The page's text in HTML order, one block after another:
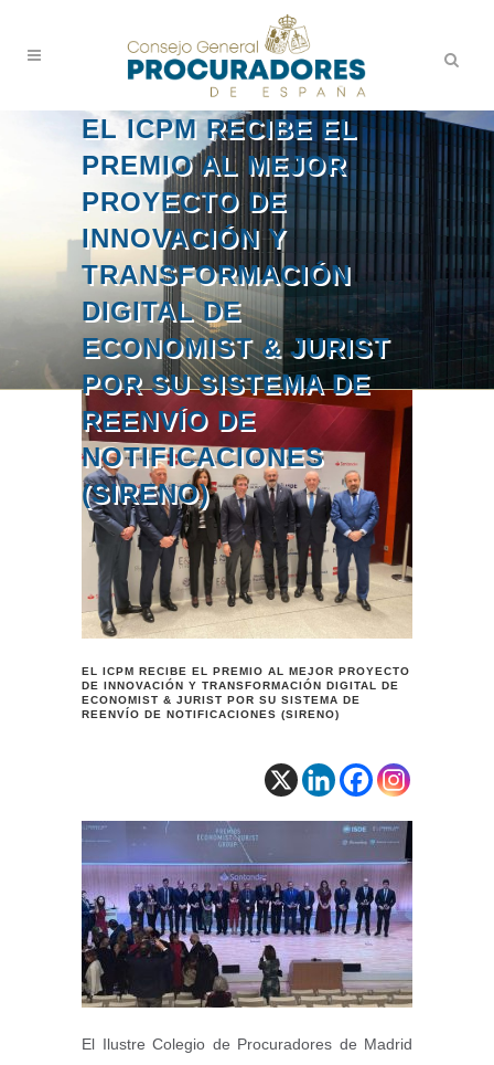
EL ICPM RECIBE EL
PREMIO AL MEJOR
PROYECTO DE
INNOVACIÓN Y
TRANSFORMACIÓN
DIGITAL DE
ECONOMIST & JURIST
POR SU SISTEMA DE
REENVÍO DE
NOTIFICACIONES
(SIRENO)
EL ICPM RECIBE EL PREMIO AL MEJOR PROYECTO
DE INNOVACIÓN Y TRANSFORMACIÓN DIGITAL DE
ECONOMIST & JURIST POR SU SISTEMA DE
REENVÍO DE NOTIFICACIONES (SIRENO)
El Ilustre Colegio de Procuradores de Madrid